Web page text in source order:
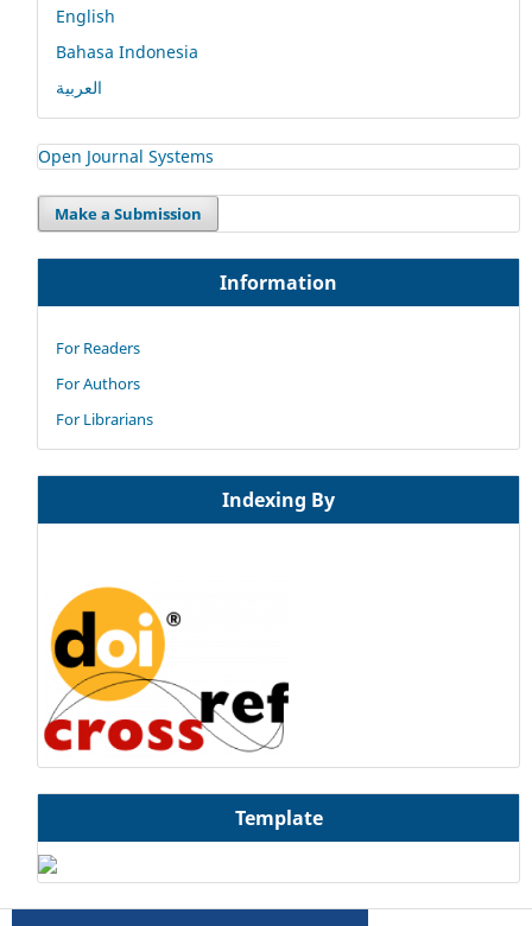
English
Bahasa Indonesia
العربية
Open Journal Systems
Make a Submission
Information
For Readers
For Authors
For Librarians
Indexing By
Template